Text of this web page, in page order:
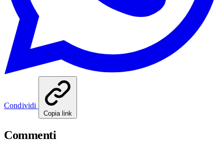
Condividi
Copia link
Commenti